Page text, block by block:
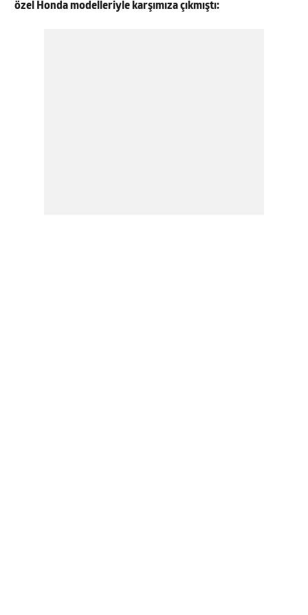
özel Honda modelleriyle karşımıza çıkmıştı: